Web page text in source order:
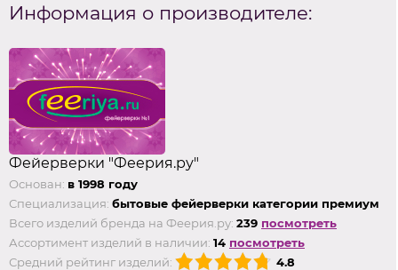
Информация о производителе:
Фейерверки "Феерия.ру"
Основан: в 1998 году
Специализация: бытовые фейерверки категории премиум
Всего изделий бренда на Феерия.ру: 239 посмотреть
Ассортимент изделий в наличии: 14 посмотреть
Средний рейтинг изделий:
4.8